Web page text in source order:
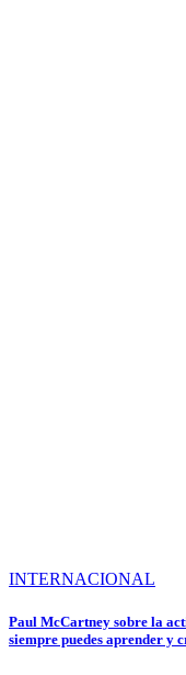
INTERNACIONAL
Paul McCartney sobre la
siempre puedes aprender y